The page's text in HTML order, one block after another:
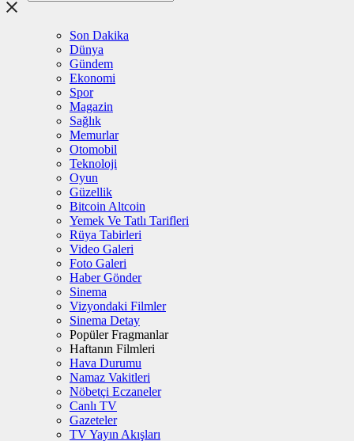
Son Dakika
Dünya
Gündem
Ekonomi
Spor
Magazin
Sağlık
Memurlar
Otomobil
Teknoloji
Oyun
Güzellik
Bitcoin Altcoin
Yemek Ve Tatlı Tarifleri
Rüya Tabirleri
Video Galeri
Foto Galeri
Haber Gönder
Sinema
Vizyondaki Filmler
Sinema Detay
Popüler Fragmanlar
Haftanın Filmleri
Hava Durumu
Namaz Vakitleri
Nöbetçi Eczaneler
Canlı TV
Gazeteler
TV Yayın Akışları